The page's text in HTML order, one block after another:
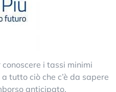
i tassi minimi
tutto ciò che c’è da sapere
anticipato.